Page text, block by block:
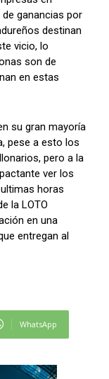
ganancias por
destinan
vicio, lo
son de
en estas
su gran mayoría
pese a esto los
pero a la
ver los
horas
la LOTO
en una
entregan al
WhatsApp